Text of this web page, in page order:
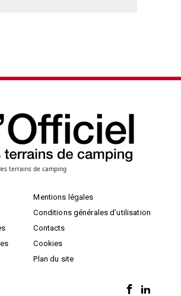
terrains de camping
Mentions légales
Conditions générales d’utilisation
Contacts
Cookies
Plan du site